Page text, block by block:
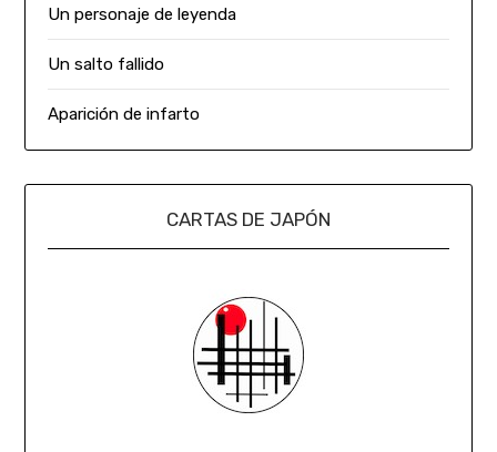
Un personaje de leyenda
Un salto fallido
Aparición de infarto
CARTAS DE JAPÓN